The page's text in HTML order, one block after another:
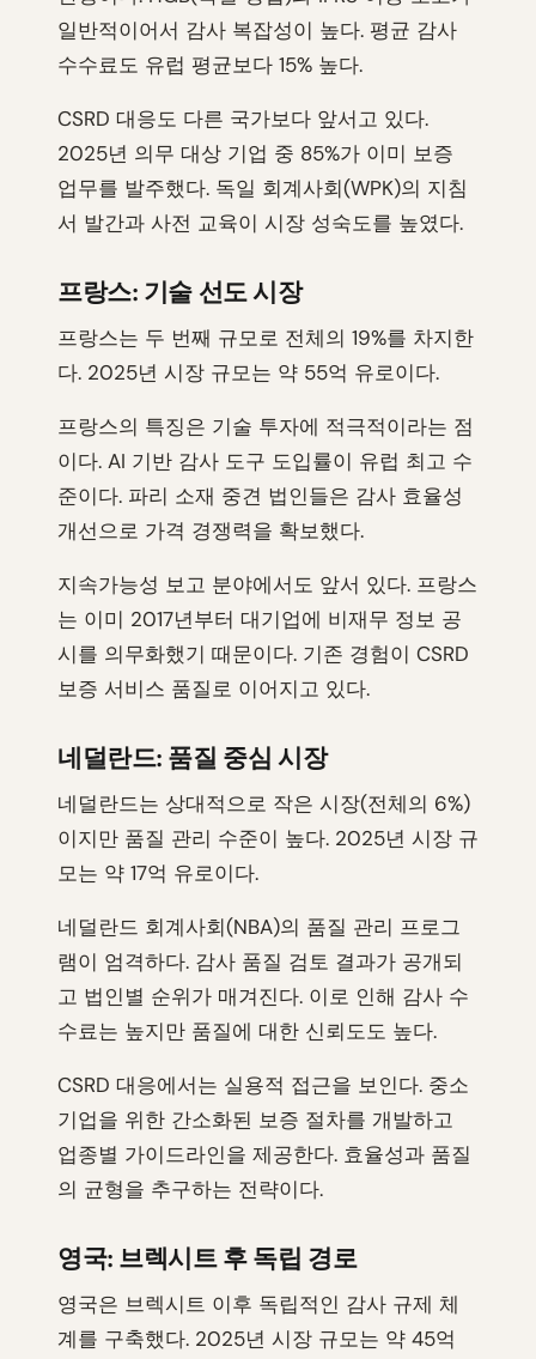
일반적이어서 감사 복잡성이 높다. 평균 감사
수수료도 유럽 평균보다 15% 높다.
CSRD 대응도 다른 국가보다 앞서고 있다.
2025년 의무 대상 기업 중 85%가 이미 보증
업무를 발주했다. 독일 회계사회(WPK)의 지침
서 발간과 사전 교육이 시장 성숙도를 높였다.
프랑스: 기술 선도 시장
프랑스는 두 번째 규모로 전체의 19%를 차지한
다. 2025년 시장 규모는 약 55억 유로이다.
프랑스의 특징은 기술 투자에 적극적이라는 점
이다. AI 기반 감사 도구 도입률이 유럽 최고 수
준이다. 파리 소재 중견 법인들은 감사 효율성
개선으로 가격 경쟁력을 확보했다.
지속가능성 보고 분야에서도 앞서 있다. 프랑스
는 이미 2017년부터 대기업에 비재무 정보 공
시를 의무화했기 때문이다. 기존 경험이 CSRD
보증 서비스 품질로 이어지고 있다.
네덜란드: 품질 중심 시장
네덜란드는 상대적으로 작은 시장(전체의 6%)
이지만 품질 관리 수준이 높다. 2025년 시장 규
모는 약 17억 유로이다.
네덜란드 회계사회(NBA)의 품질 관리 프로그
램이 엄격하다. 감사 품질 검토 결과가 공개되
고 법인별 순위가 매겨진다. 이로 인해 감사 수
수료는 높지만 품질에 대한 신뢰도도 높다.
CSRD 대응에서는 실용적 접근을 보인다. 중소
기업을 위한 간소화된 보증 절차를 개발하고
업종별 가이드라인을 제공한다. 효율성과 품질
의 균형을 추구하는 전략이다.
영국: 브렉시트 후 독립 경로
영국은 브렉시트 이후 독립적인 감사 규제 체
계를 구축했다. 2025년 시장 규모는 약 45억